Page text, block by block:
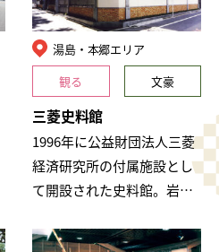
湯島・本郷エリア
観る
文豪
三菱史料館
1996年に公益財団法人三菱
経済研究所の付属施設とし
て開設された史料館。岩崎
史に関する史料を収集・保